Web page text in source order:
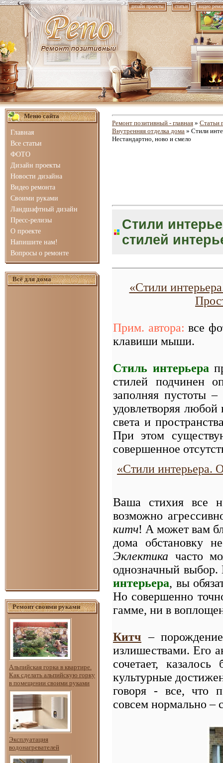
дизайн проекты статьи видео
Меню сайта
Главная
Все статьи
ФОТО
Дизайн проекты
Новости дизайна
Видео ремонта
Своими руками
Ландшафтный дизайн
Пресс-релизы
О проекте
Напишите нам!
Вопросы о ремонте
Всё для дома
Ремонт своими руками
Альпийская горка в квартире.
Как сделать альпийскую горку
в помещении своими руками
Эксплуатация
водонагревателей
Ремонт позитивный - главная » Статьи
Внутренняя отделка дома » Стили
Нестандартно, ново и смело
Стили
стилей
«Стили
Прим. автора: все
клавиши мыши.
Стиль интерьера
стилей подчинен
заполняя пустоты
удовлетворяя
света и
При этом
совершенное
«Стили интерьера.
Ваша стихия все
возможно
китч! А может вам
дома обстановку
Эклектика часто
однозначный
интерьера, вы
Но совершенно
гамме, ни в
Китч –
излишествами. Его
сочетает,
культурные
говоря - все, что
совсем нормально –